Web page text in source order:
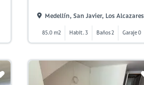
Medellín, San Javier, Los Alcazares
85.0 m2 Habit. 3 Baños 2 Garaje 0